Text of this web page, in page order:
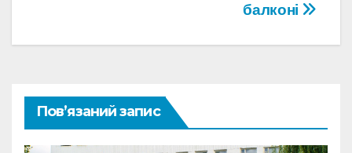
балконі
Пов’язаний запис